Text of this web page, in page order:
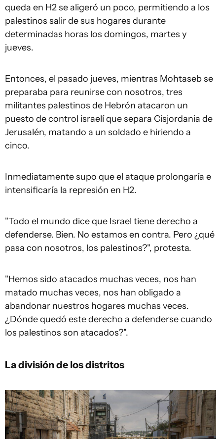
queda en H2 se aligeró un poco, permitiendo a los
palestinos salir de sus hogares durante
determinadas horas los domingos, martes y
jueves.
Entonces, el pasado jueves, mientras Mohtaseb se
preparaba para reunirse con nosotros, tres
militantes palestinos de Hebrón atacaron un
puesto de control israelí que separa Cisjordania de
Jerusalén, matando a un soldado e hiriendo a
cinco.
Inmediatamente supo que el ataque prolongaría e
intensificaría la represión en H2.
"Todo el mundo dice que Israel tiene derecho a
defenderse. Bien. No estamos en contra. Pero ¿qué
pasa con nosotros, los palestinos?", protesta.
"Hemos sido atacados muchas veces, nos han
matado muchas veces, nos han obligado a
abandonar nuestros hogares muchas veces.
¿Dónde quedó este derecho a defenderse cuando
los palestinos son atacados?".
La división de los distritos